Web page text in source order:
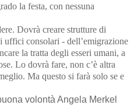
la festa, con nessuna
Dovrà creare strutture di
uffici consolari - dell’emigrazione
la tratta degli esseri umani, a
Lo dovrà fare, non c’è altra
Ma questo si farà solo se e
volontà Angela Merkel